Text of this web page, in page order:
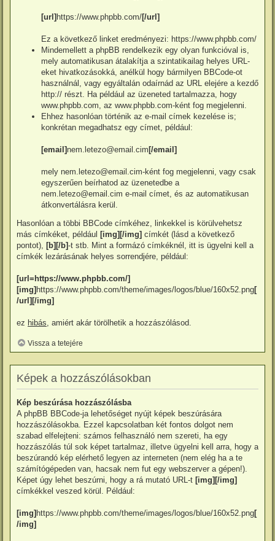
[url] https://www.phpbb.com/[/url]
Ez a következő linket eredményezi: https://www.phpbb.com/
Mindemellett a phpBB rendelkezik egy olyan funkcióval is,
mely automatikusan átalakítja a szintatikailag helyes URL-
eket hivatkozásokká, anélkül hogy bármilyen BBCode-ot
használnál, vagy egyáltalán odaírnád az URL elejére a kezdő
http:// részt. Ha például az üzeneted tartalmazza, hogy
www.phpbb.com, az www.phpbb.com-ként fog megjelenni.
Ehhez hasonlóan történik az e-mail címek kezelése is;
konkrétan megadhatsz egy címet, például:
[email]nem.letezo@email.cim [/email]
mely nem.letezo@email.cim-ként fog megjelenni, vagy csak
egyszerűen beírhatod az üzenetedbe a
nem.letezo@email.cim e-mail címet, és az automatikusan
átkonvertálásra kerül.
Hasonlóan a többi BBCode címkéhez, linkekkel is körülvehetsz
más címkéket, például [img][/img] címkét (lásd a következő
pontot), [b][/b]-t stb. Mint a formázó címkéknél, itt is ügyelni kell a
címkék lezárásának helyes sorrendjére, például:
[url=https://www.phpbb.com/]
[img]https://www.phpbb.com/theme/images/logos/blue/160x52.png[
/url][/img]
ez hibás , amiért akár törölhetik a hozzászólásod.
Vissza a tetejére
Képek a hozzászólásokban
Kép beszúrása hozzászólásba
A phpBB BBCode-ja lehetőséget nyújt képek beszúrására
hozzászólásokba. Ezzel kapcsolatban két fontos dolgot nem
szabad elfelejteni: számos felhasználó nem szereti, ha egy
hozzászólás túl sok képet tartalmaz, illetve ügyelni kell arra, hogy a
beszúrandó kép elérhető legyen az interneten (nem elég ha a te
számítógépeden van, hacsak nem fut egy webszerver a gépen!).
Képet úgy lehet beszúrni, hogy a rá mutató URL-t [img][/img]
címkékkel veszed körül. Például:
[img] https://www.phpbb.com/theme/images/logos/blue/160x52.png[
/img]